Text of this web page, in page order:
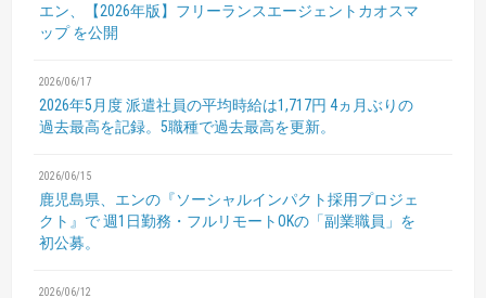
エン、【2026年版】フリーランスエージェントカオスマ
ップ を公開
2026/06/17
2026年5月度 派遣社員の平均時給は1,717円 4ヵ月ぶりの
過去最高を記録。5職種で過去最高を更新。
2026/06/15
鹿児島県、エンの『ソーシャルインパクト採用プロジェ
クト』で週1日勤務・フルリモートOKの「副業職員」を
初公募。
2026/06/12